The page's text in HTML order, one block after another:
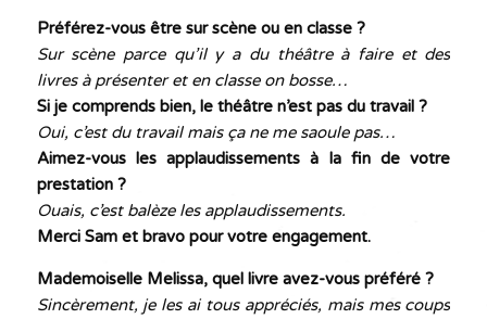
Préférez-vous être sur scène ou en classe ?
Sur scène parce qu’il y a du théâtre à faire et des
livres à présenter et en classe on bosse…
Si je comprends bien, le théâtre n’est pas du travail ?
Oui, c’est du travail mais ça ne me saoule pas…
Aimez-vous les applaudissements à la fin de votre
prestation ?
Ouais, c’est balèze les applaudissements.
Merci Sam et bravo pour votre engagement.
Mademoiselle Melissa, quel livre avez-vous préféré ?
Sincèrement, je les ai tous appréciés, mais mes coups